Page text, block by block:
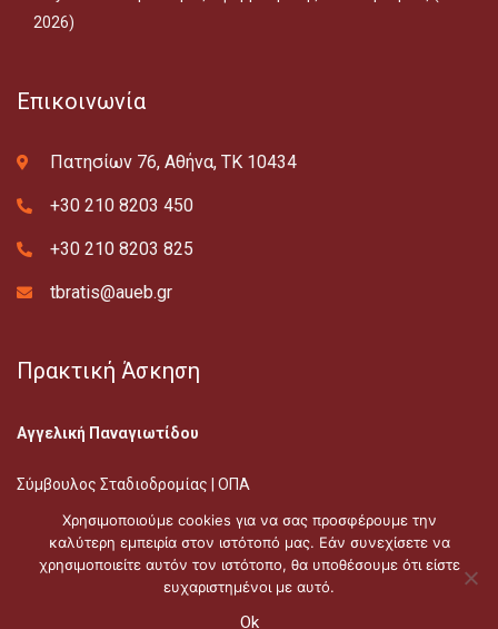
2026)
Επικοινωνία
Πατησίων 76, Αθήνα, ΤΚ 10434
+30 210 8203 450
+30 210 8203 825
tbratis@aueb.gr
Πρακτική Άσκηση
Αγγελική Παναγιωτίδου
Σύμβουλος Σταδιοδρομίας | ΟΠΑ
E-mail: apan@aueb.gr
Διεύθυνση Γραφείου: Ελπίδος 13, 4ος όροφος
Χρησιμοποιούμε cookies για να σας προσφέρουμε την
καλύτερη εμπειρία στον ιστότοπό μας. Εάν συνεχίσετε να
χρησιμοποιείτε αυτόν τον ιστότοπο, θα υποθέσουμε ότι είστε
ευχαριστημένοι με αυτό.
Ok